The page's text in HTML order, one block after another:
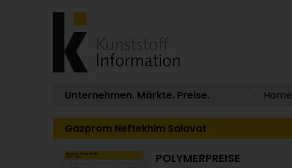
Unternehmen. Märkte. Preise. Home
Gazprom Neftekhim Salavat
POLYMERPREISE